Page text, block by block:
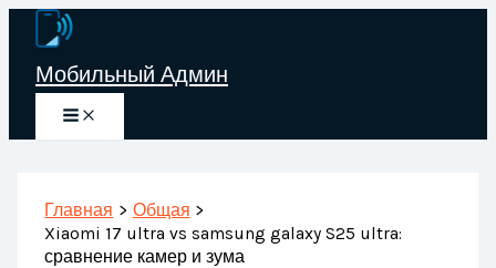
Перейти
содержимому
Мобильный Админ
Главная
Общая
Xiaomi 17 ultra vs samsung galaxy S25 ultra:
сравнение камер и зума